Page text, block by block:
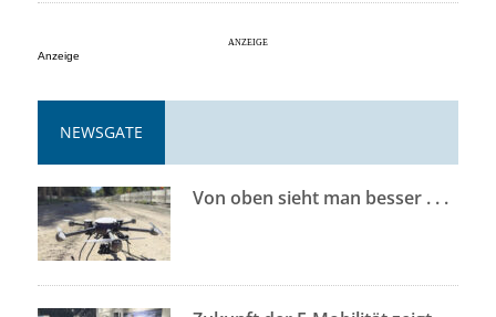
Anzeige
NEWSGATE
Von oben sieht man besser . . .